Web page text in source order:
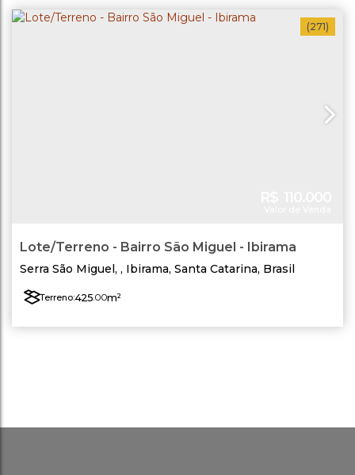
(271)
Lote/Terreno - Bairro São Miguel - Ibirama
Serra São Miguel , Ibirama, Santa Catarina, Brasil
Terreno:425.00m²